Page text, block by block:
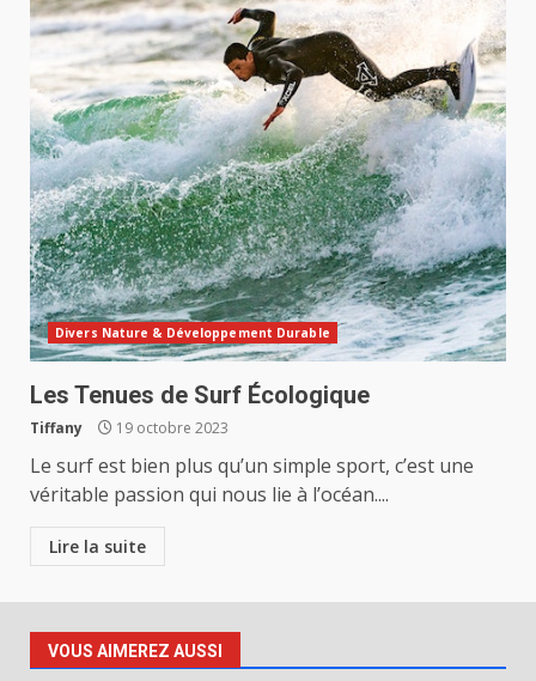
Divers Nature & Développement Durable
Les Tenues de Surf Écologique
Tiffany 19 octobre 2023
Le surf est bien plus qu’un simple sport, c’est une
véritable passion qui nous lie à l’océan....
Lire la suite
VOUS AIMEREZ AUSSI